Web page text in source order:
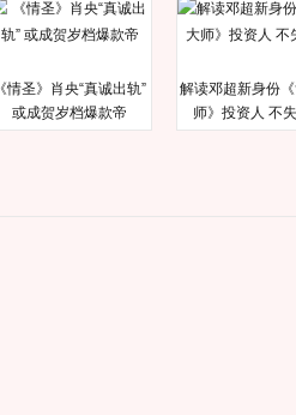
《情圣》肖央“真诚出轨”
或成贺岁档爆款帝
解读邓超新身份
师》投资人 不